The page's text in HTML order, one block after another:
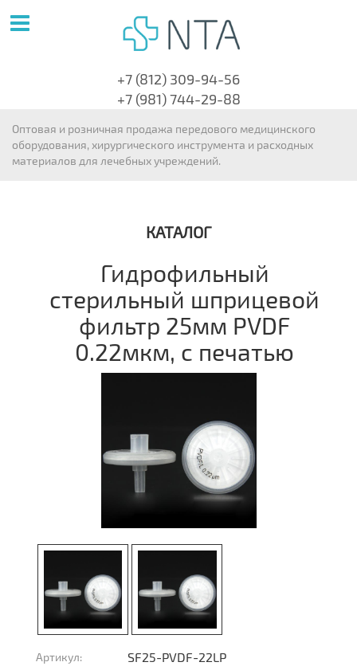
+7 (812) 309-94-56
+7 (981) 744-29-88
Оптовая и розничная продажа передового медицинского
оборудования, хирургического инструмента и расходных
материалов для лечебных учреждений.
КАТАЛОГ
Гидрофильный
стерильный шприцевой
фильтр 25мм PVDF
0.22мкм, с печатью
Артикул: SF25-PVDF-22LP